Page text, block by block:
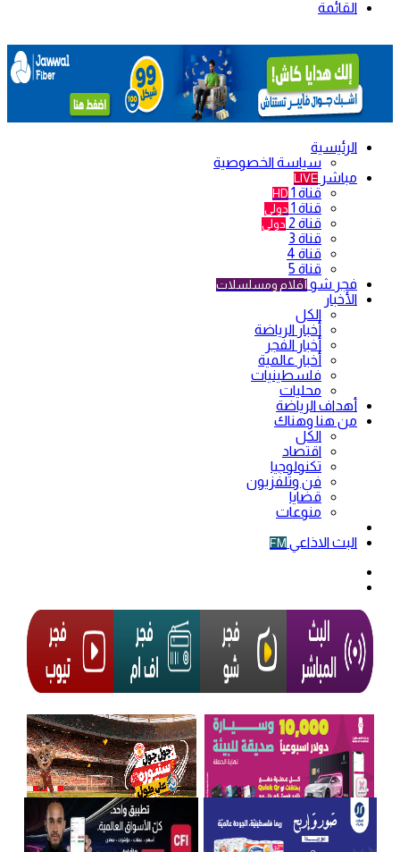
القائمة
الرئيسية
سياسة الخصوصية
مباشر LIVE
قناة 1 HD
قناة 1 دولي
قناة 2 دولي
قناة 3
قناة 4
قناة 5
فجر شو أفلام ومسلسلات
الأخبار
الكل
أخبار الرياضة
أخبار الفجر
أخبار عالمية
فلسطينيات
محليات
أهداف الرياضة
من هنا وهناك
الكل
اقتصاد
تكنولوجيا
فن وتلفزيون
قضايا
منوعات
البث الاذاعي FM